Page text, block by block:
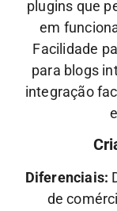
plugins que
em
Facilidade
para blogs
integração
Diferenciais:
de